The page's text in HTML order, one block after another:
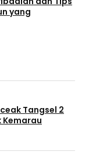
yang
Tangsel 2
Kemarau